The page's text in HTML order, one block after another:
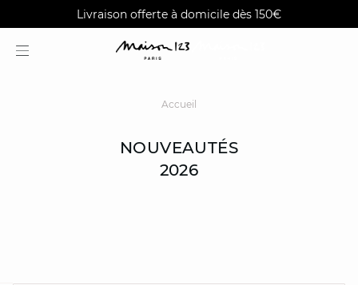
Alma : Paiement en 3X fois sans frais
AGUA : Découvrez notre nouvelle collection
Livraison offerte à domicile dès 150€
Accueil
NOUVEAUTÉS
2026